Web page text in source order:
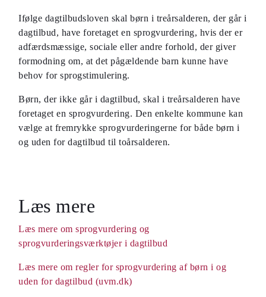
Ifølge dagtilbudsloven skal børn i treårsalderen, der går i
dagtilbud, have foretaget en sprogvurdering, hvis der er
adfærdsmæssige, sociale eller andre forhold, der giver
formodning om, at det pågældende barn kunne have
behov for sprogstimulering.
Børn, der ikke går i dagtilbud, skal i treårsalderen have
foretaget en sprogvurdering. Den enkelte kommune kan
vælge at fremrykke sprogvurderingerne for både børn i
og uden for dagtilbud til toårsalderen.
Læs mere
Læs mere om sprogvurdering og
sprogvurderingsværktøjer i dagtilbud
Læs mere om regler for sprogvurdering af børn i og
uden for dagtilbud (uvm.dk)